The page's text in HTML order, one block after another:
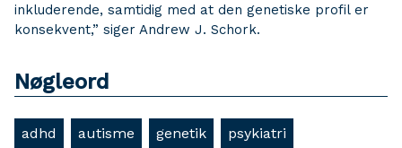
inkluderende, samtidig med at den genetiske profil er
konsekvent,” siger Andrew J. Schork.
Nøgleord
adhd autisme genetik psykiatri